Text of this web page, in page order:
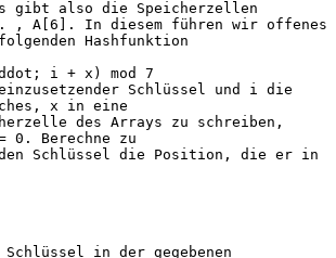
gibt also die Speicherzellen
A[6]. In diesem führen wir offenes
Hashfunktion
i + x) mod 7
Schlüssel und i die
x in eine
des Arrays zu schreiben,
0. Berechne zu
Schlüssel die Position, die er in
in der gegebenen